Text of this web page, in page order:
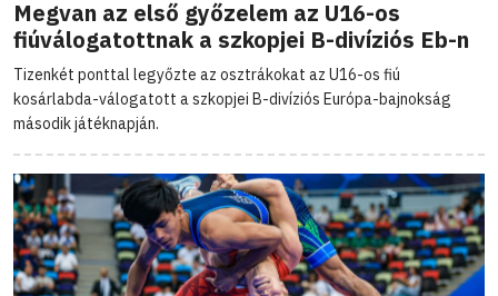
Megvan az első győzelem az U16-os
fiúválogatottnak a szkopjei B-divíziós Eb-n
Tizenkét ponttal legyőzte az osztrákokat az U16-os fiú
kosárlabda-válogatott a szkopjei B-divíziós Európa-bajnokság
második játéknapján.